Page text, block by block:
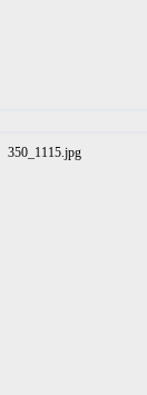
350_1115.jpg